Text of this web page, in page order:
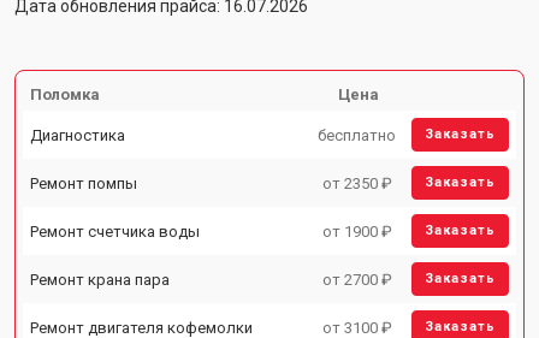
Дата обновления прайса: 16.07.2026
Поломка Цена
Диагностика бесплатно Заказать
Ремонт помпы от 2350 ₽ Заказать
Ремонт счетчика воды от 1900 ₽ Заказать
Ремонт крана пара от 2700 ₽ Заказать
Ремонт двигателя кофемолки от 3100 ₽ Заказать